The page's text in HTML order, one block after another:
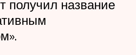
получил название